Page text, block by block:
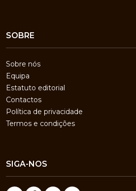
SOBRE
Sobre nós
Equipa
Estatuto editorial
Contactos
Política de privacidade
Termos e condições
SIGA-NOS